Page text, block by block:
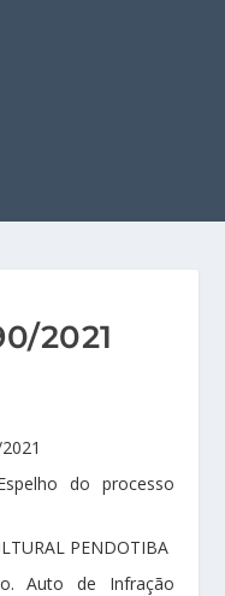
2021
do processo
PENDOTIBA
Auto de Infração